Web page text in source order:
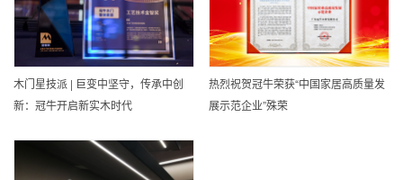
木门星技派 | 巨变中坚守，传承中创
新：冠牛开启新实木时代
热烈祝贺冠牛荣获“中国家居高质量发
展示范企业”殊荣